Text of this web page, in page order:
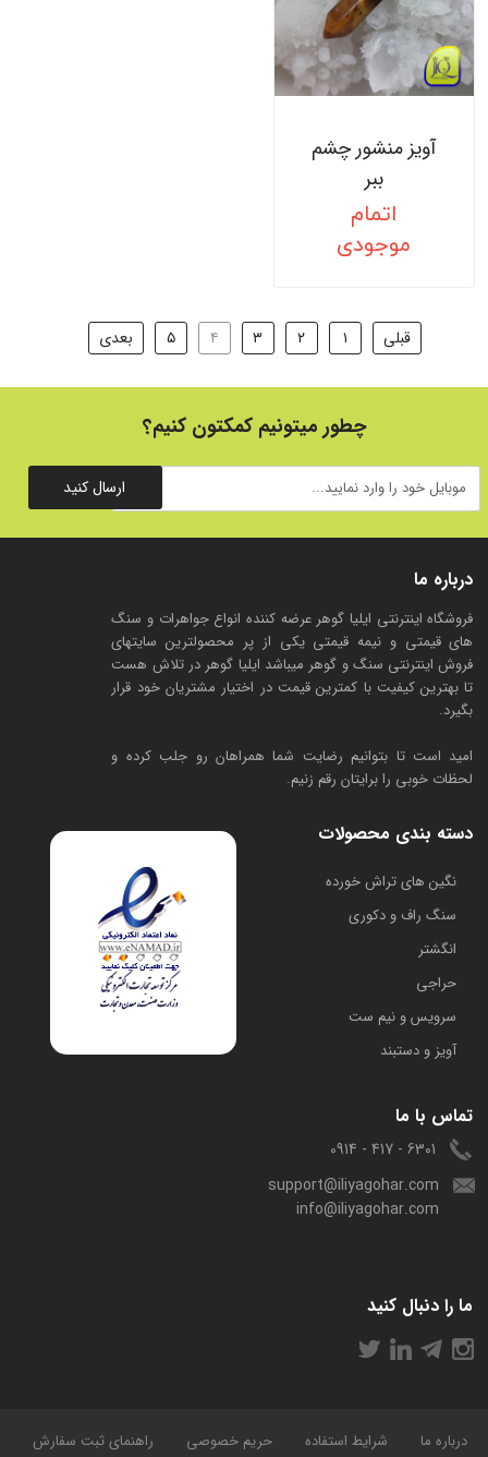
آویز منشور چشم
ببر
اتمام
موجودی
قبلی ۱ ۲ ۳ ۴ ۵ بعدی
درباره ما شرایط استفاده حریم خصوصی راهنمای ثبت سفارش
درباره ما
فروشگاه اینترنتی ایلیا گوهر عرضه کننده انواع جواهرات و سنگ
های قیمتی و نیمه قیمتی یکی از پر محصولترین سایتهای
فروش اینترنتی سنگ و گوهر میباشد ایلیا گوهر در تلاش هست
تا بهترین کیفیت با کمترین قیمت در اختیار مشتریان خود قرار
بگیرد.
امید است تا بتوانیم رضایت شما همراهان رو جلب کرده و
لحظات خوبی را برایتان رقم زنیم.
دسته بندی محصولات
​نگین های تراش خورده
سنگ راف و دکوری
انگشتر
حراجی
سرویس و نیم ست
آویز و دستبند
تماس با ما
6301 - 417 - 0914
support@iliyagohar.com
info@iliyagohar.com
ما را دنبال کنید
چطور میتونیم کمکتون کنیم؟
ارسال کنید